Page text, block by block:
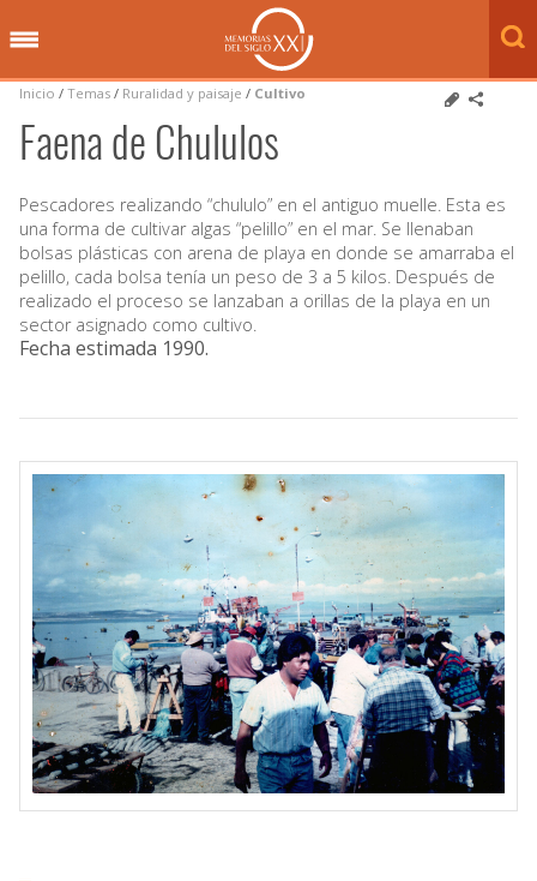
Inicio / Temas / Ruralidad y paisaje / Cultivo
Faena de Chululos
Pescadores realizando “chululo” en el antiguo muelle. Esta es
una forma de cultivar algas “pelillo” en el mar. Se llenaban
bolsas plásticas con arena de playa en donde se amarraba el
pelillo, cada bolsa tenía un peso de 3 a 5 kilos. Después de
realizado el proceso se lanzaban a orillas de la playa en un
sector asignado como cultivo.
Fecha estimada 1990.